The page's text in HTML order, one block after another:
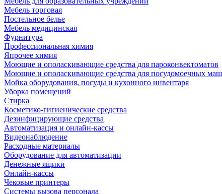
Мебель торговая
Постельное белье
Мебель медицинская
Фурнитура
Профессиональная химия
Япрочее химия
Моющие и ополаскивающие средства для пароконвектоматов
Моющие и ополаскивающие средства для посудомоечных
Мойка оборудования, посуды и кухонного инвентаря
Уборка помещений
Стирка
Косметико-гигиенические средства
Дезинфицирующие средства
Автоматизация и онлайн-кассы
Видеонаблюдение
Расходные материалы
Оборудование для автоматизации
Денежные ящики
Онлайн-кассы
Чековые принтеры
Системы вызова персонала